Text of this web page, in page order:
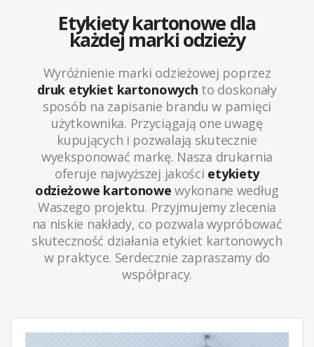
Etykiety kartonowe dla
każdej marki odzieży
Wyróżnienie marki odzieżowej poprzez
druk etykiet kartonowych to doskonały
sposób na zapisanie brandu w pamięci
użytkownika. Przyciągają one uwagę
kupujących i pozwalają skutecznie
wyeksponować markę. Nasza drukarnia
oferuje najwyższej jakości etykiety
odzieżowe kartonowe wykonane według
Waszego projektu. Przyjmujemy zlecenia
na niskie nakłady, co pozwala wypróbować
skuteczność działania etykiet kartonowych
w praktyce. Serdecznie zapraszamy do
współpracy.